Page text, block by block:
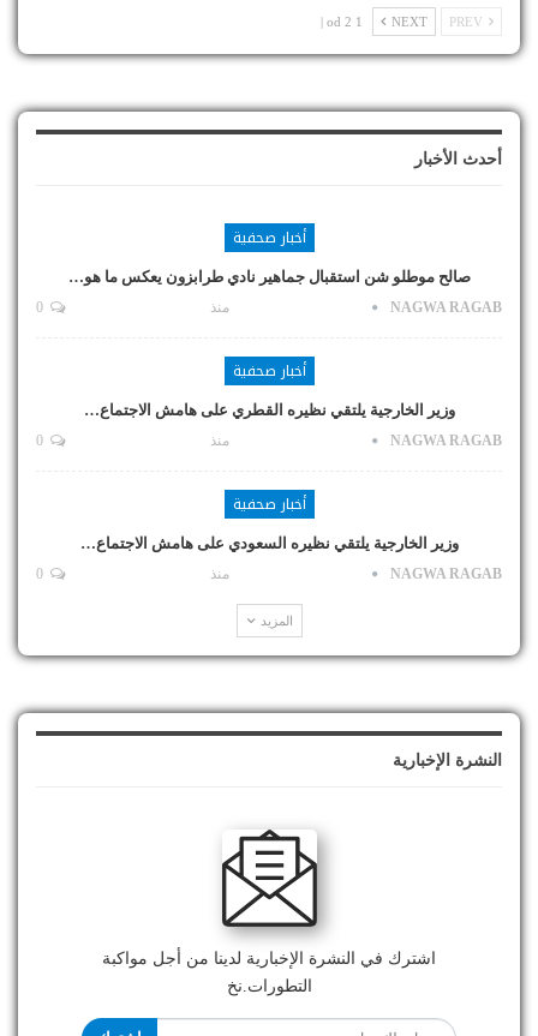
NEXT
1 od 2 |
أحدث الأخبار
أخبار صحفية
صالح موطلو شن استقبال جماهير نادي طرابزون يعكس ما هو…
NAGWA RAGAB منذ
أخبار صحفية
وزير الخارجية يلتقي نظيره القطري على هامش الاجتماع…
NAGWA RAGAB منذ
أخبار صحفية
وزير الخارجية يلتقي نظيره السعودي على هامش الاجتماع…
NAGWA RAGAB منذ
المزيد
النشرة الإخبارية
اشترك في النشرة الإخبارية لدينا من أجل مواكبة
التطورات.نخ